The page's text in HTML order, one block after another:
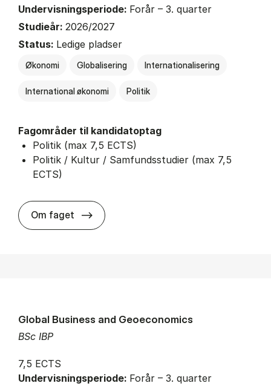
Undervisningsperiode: Forår – 3. quarter
Studieår: 2026/2027
Status: Ledige pladser
Økonomi Globalisering Internationalisering
International økonomi Politik
Fagområder til kandidatoptag
Politik (max 7,5 ECTS)
Politik / Kultur / Samfundsstudier (max 7,5
ECTS)
Om faget about
BSc IBP
Global Business and Geoeconomics
7,5 ECTS
Undervisningsperiode: Forår – 3. quarter